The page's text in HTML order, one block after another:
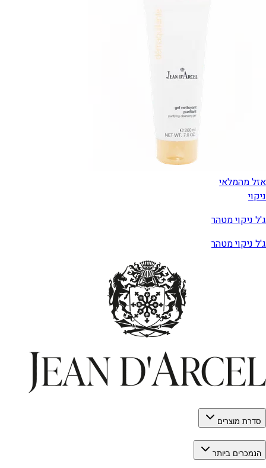
אזל מהמלאי
ניקוי
ג'ל ניקוי מטהר
ג'ל ניקוי מטהר
סדרת מוצרים
הנמכרים ביותר